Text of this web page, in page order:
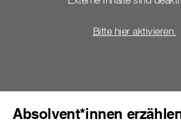
Bitte hier aktivieren.
Absolvent*innen